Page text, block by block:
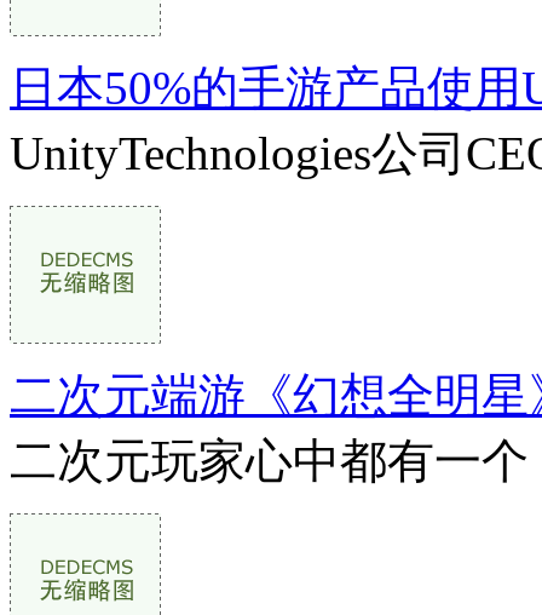
日本50%的手游产品使
UnityTechnologies公司
二次元端游《幻想全明
二次元玩家心中都有一个